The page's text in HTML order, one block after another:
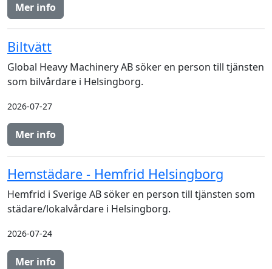
Mer info
Biltvätt
Global Heavy Machinery AB söker en person till tjänsten
som bilvårdare i Helsingborg.
2026-07-27
Mer info
Hemstädare - Hemfrid Helsingborg
Hemfrid i Sverige AB söker en person till tjänsten som
städare/lokalvårdare i Helsingborg.
2026-07-24
Mer info